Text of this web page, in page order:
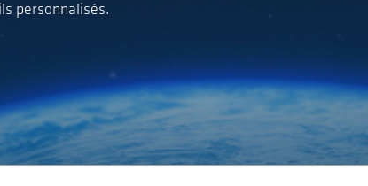
personnalisés.